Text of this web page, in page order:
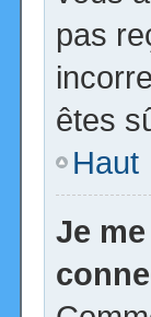
pas
êtes
Haut
Je